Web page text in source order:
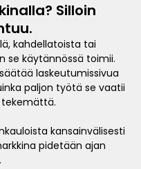
Silloin
kahdellatoista tai
se käytännössä toimii.
laskeutumissivua
paljon työtä se vaatii
tekemättä.
kansainvälisesti
pidetään ajan